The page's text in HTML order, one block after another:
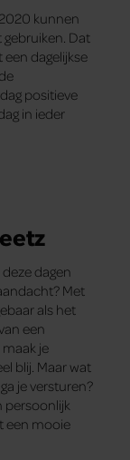
kunnen
Dat
een dagelijkse
positieve
in ieder
deze dagen
Met
als het
een
je
blij. Maar wat
je versturen?
persoonlijk
een mooie